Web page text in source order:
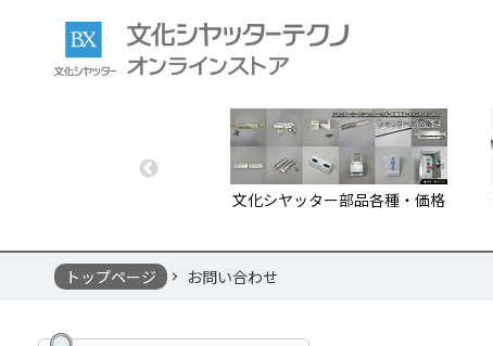
文化シヤッター部品各種・価格
トップページ お問い合わせ